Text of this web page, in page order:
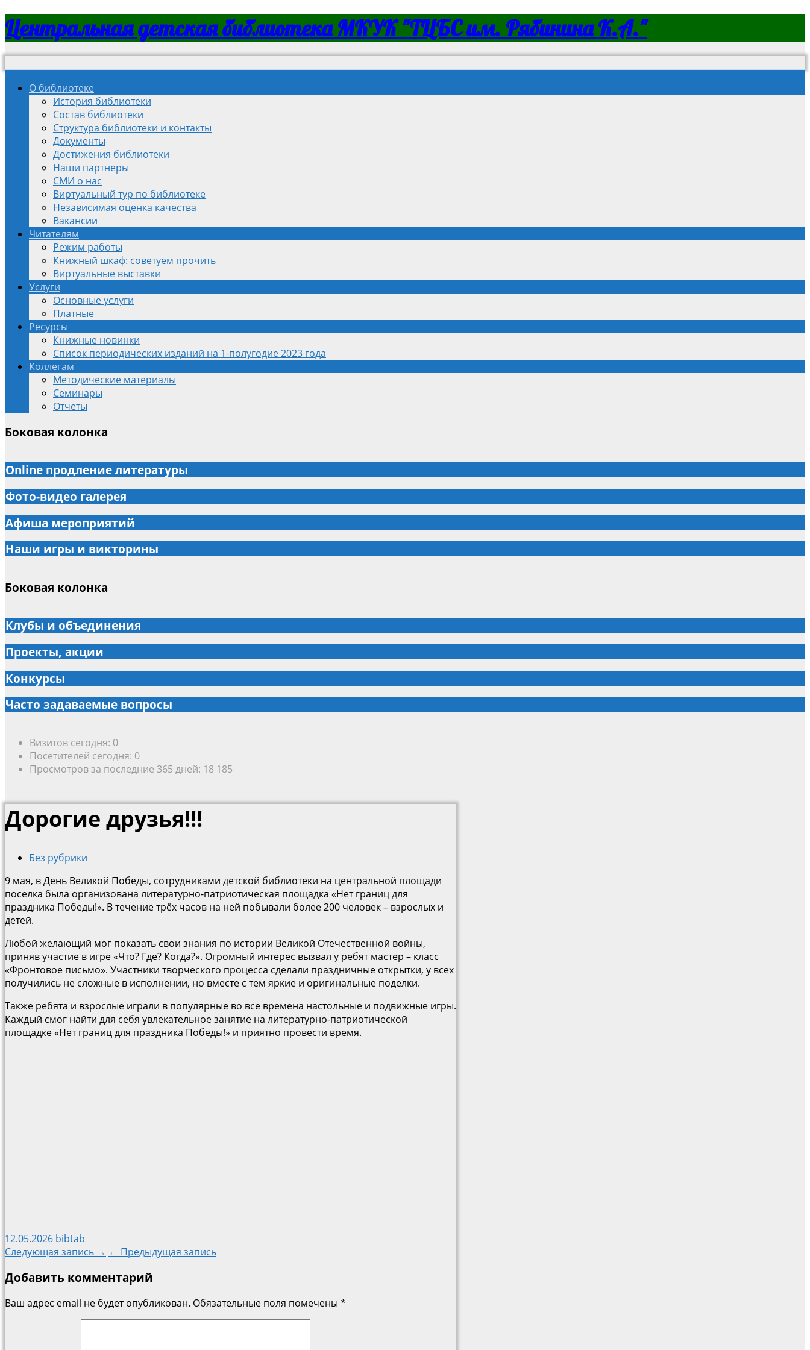
Центральная детская библиотека МКУК "ТЦБС им. Рябинина К.А."
О библиотеке
История библиотеки
Состав библиотеки
Структура библиотеки и контакты
Документы
Достижения библиотеки
Наши партнеры
СМИ о нас
Виртуальный тур по библиотеке
Независимая оценка качества
Вакансии
Читателям
Режим работы
Книжный шкаф: советуем прочить
Виртуальные выставки
Услуги
Основные услуги
Платные
Ресурсы
Книжные новинки
Список периодических изданий на 1-полугодие 2023 года
Коллегам
Методические материалы
Семинары
Отчеты
Боковая колонка
Online продление литературы
Фото-видео галерея
Афиша мероприятий
Наши игры и викторины
Боковая колонка
Клубы и объединения
Проекты, акции
Конкурсы
Часто задаваемые вопросы
Визитов сегодня: 0
Посетителей сегодня: 0
Просмотров за последние 365 дней: 18 185
Дорогие друзья!!!
Без рубрики
9 мая, в День Великой Победы, сотрудниками детской библиотеки на центральной площади
поселка была организована литературно-патриотическая площадка «Нет границ для
праздника Победы!». В течение трёх часов на ней побывали более 200 человек – взрослых и
детей.
Любой желающий мог показать свои знания по истории Великой Отечественной войны,
приняв участие в игре «Что? Где? Когда?». Огромный интерес вызвал у ребят мастер – класс
«Фронтовое письмо». Участники творческого процесса сделали праздничные открытки, у всех
получились не сложные в исполнении, но вместе с тем яркие и оригинальные поделки.
Также ребята и взрослые играли в популярные во все времена настольные и подвижные игры.
Каждый смог найти для себя увлекательное занятие на литературно-патриотической
площадке «Нет границ для праздника Победы!» и приятно провести время.
12.05.2026 bibtab
Навигация
по
записям
Следующая запись → ← Предыдущая запись
Добавить комментарий
Ваш адрес email не будет опубликован. Обязательные поля помечены *